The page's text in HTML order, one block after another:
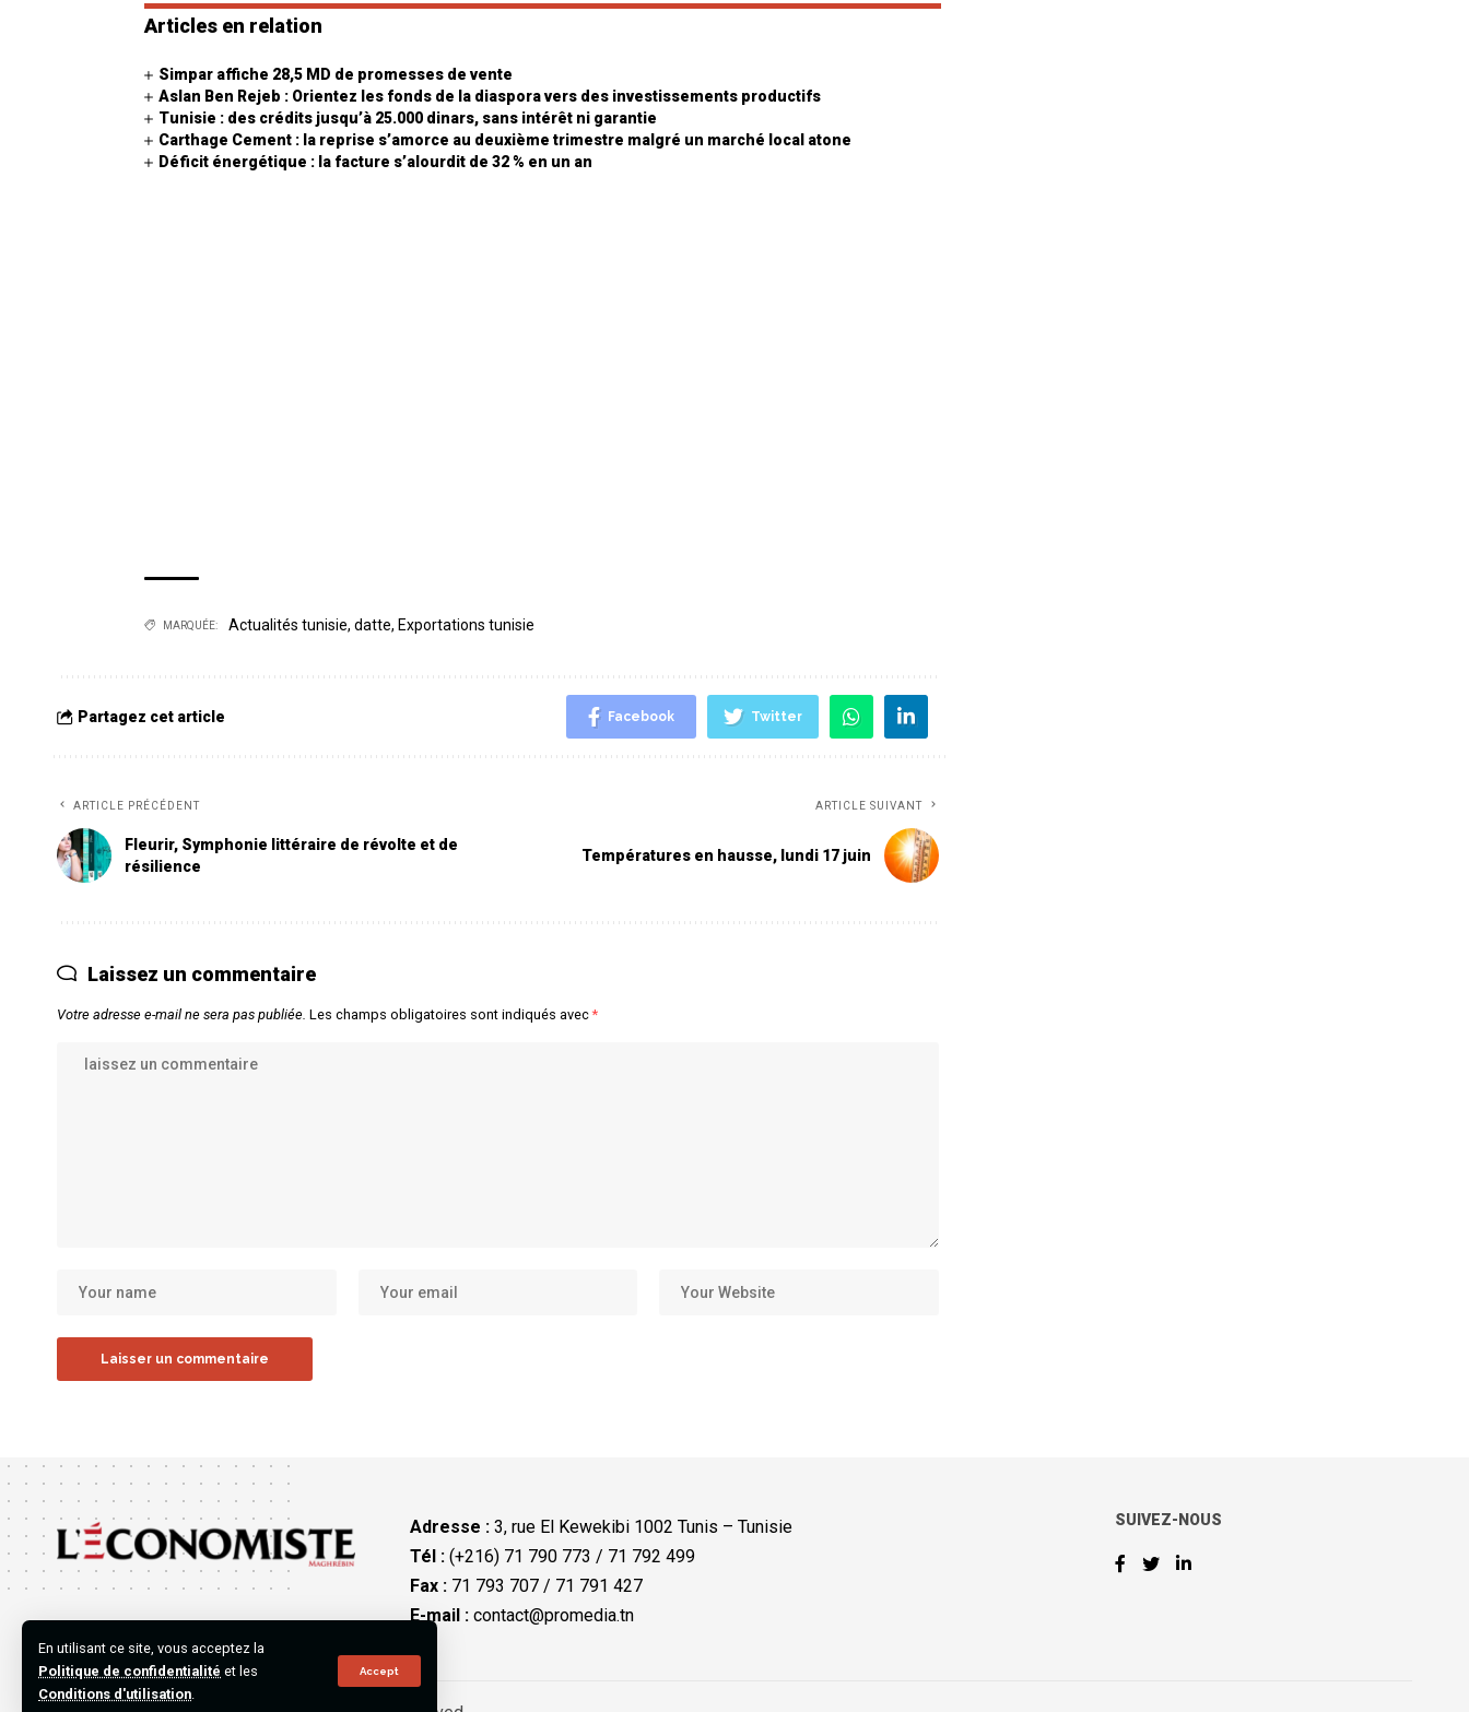
En utilisant ce site, vous acceptez la
Politique de confidentialité et les
Conditions d'utilisation.
Accept
Articles en relation
Simpar affiche 28,5 MD de promesses de vente
Aslan Ben Rejeb : Orientez les fonds de la diaspora vers des investissements productifs
Tunisie : des crédits jusqu’à 25.000 dinars, sans intérêt ni garantie
Carthage Cement : la reprise s’amorce au deuxième trimestre malgré un marché local atone
Déficit énergétique : la facture s’alourdit de 32 % en un an
MARQUÉE: Actualités tunisie, datte, Exportations tunisie
Partagez cet article Facebook Twitter
ARTICLE PRÉCÉDENT
Fleurir, Symphonie littéraire de révolte et de
résilience
ARTICLE SUIVANT
Températures en hausse, lundi 17 juin
Laissez un commentaire
Votre adresse e-mail ne sera pas publiée. Les champs obligatoires sont indiqués avec*
Adresse : 3, rue El Kewekibi 1002 Tunis – Tunisie
Tél :(+216) 71 790 773 / 71 792 499
Fax :71 793 707 / 71 791 427
E-mail : contact@promedia.tn
SUIVEZ-NOUS